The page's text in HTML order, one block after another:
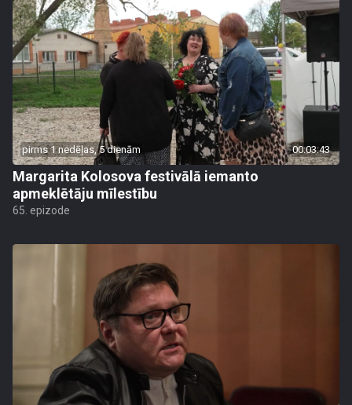
pirms 1 nedēļas, 5 dienām 00:03:43
Margarita Kolosova festivālā iemanto
apmeklētāju mīlestību
65. epizode